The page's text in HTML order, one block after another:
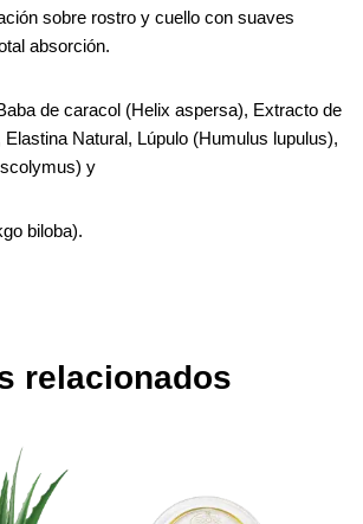
sobre rostro y cuello con suaves
absorción.
de caracol (Helix aspersa), Extracto de
Natural, Lúpulo (Humulus lupulus),
y
biloba).
relacionados